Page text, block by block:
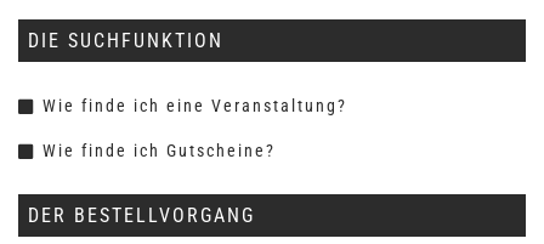
DIE SUCHFUNKTION
Wie finde ich eine Veranstaltung?
Wie finde ich Gutscheine?
DER BESTELLVORGANG